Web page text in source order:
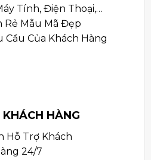
Tính, Điện Thoại,…
Rẻ Mẫu Mã Đẹp
Của Khách Hàng
KHÁCH HÀNG
Hỗ Trợ Khách
24/7